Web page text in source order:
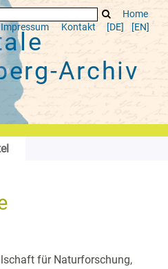
Home
Impressum
Kontakt [DE] [EN]
Archiv
für Naturforschung,